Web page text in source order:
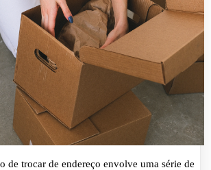
de trocar de endereço envolve uma série de